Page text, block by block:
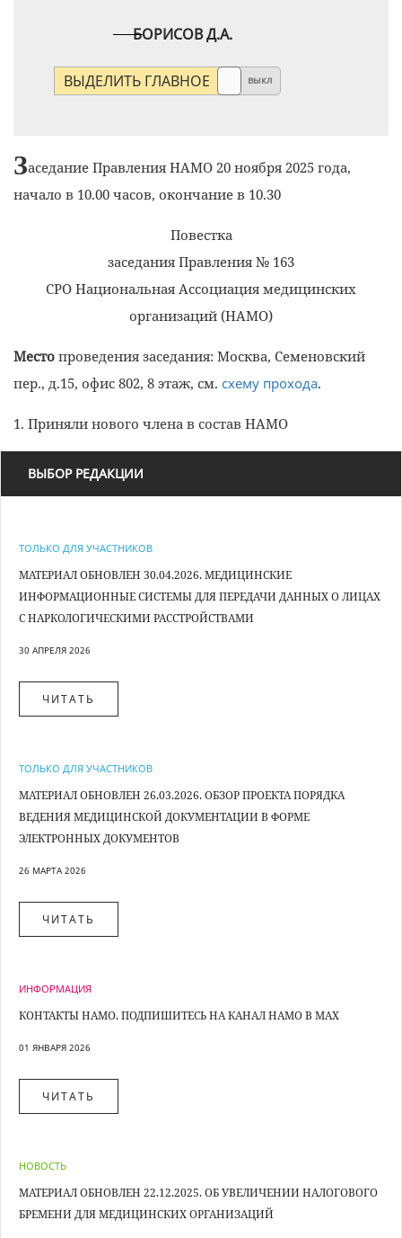
БОРИСОВ Д.А.
ВЫДЕЛИТЬ ГЛАВНОЕ выкл
Заседание Правления НАМО 20 ноября 2025 года,
начало в 10.00 часов, окончание в 10.30
Повестка
заседания Правления № 163
СРО Национальная Ассоциация медицинских
организаций (НАМО)
Место проведения заседания: Москва, Семеновский
пер., д.15, офис 802, 8 этаж, см. схему прохода.
1. Приняли нового члена в состав НАМО
ВЫБОР РЕДАКЦИИ
ТОЛЬКО ДЛЯ УЧАСТНИКОВ
МАТЕРИАЛ ОБНОВЛЕН 30.04.2026. МЕДИЦИНСКИЕ
ИНФОРМАЦИОННЫЕ СИСТЕМЫ ДЛЯ ПЕРЕДАЧИ ДАННЫХ О ЛИЦАХ
С НАРКОЛОГИЧЕСКИМИ РАССТРОЙСТВАМИ
30 АПРЕЛЯ 2026
ЧИТАТЬ
ТОЛЬКО ДЛЯ УЧАСТНИКОВ
МАТЕРИАЛ ОБНОВЛЕН 26.03.2026. ОБЗОР ПРОЕКТА ПОРЯДКА
ВЕДЕНИЯ МЕДИЦИНСКОЙ ДОКУМЕНТАЦИИ В ФОРМЕ
ЭЛЕКТРОННЫХ ДОКУМЕНТОВ
26 МАРТА 2026
ЧИТАТЬ
ИНФОРМАЦИЯ
КОНТАКТЫ НАМО. ПОДПИШИТЕСЬ НА КАНАЛ НАМО В MAX
01 ЯНВАРЯ 2026
ЧИТАТЬ
НОВОСТЬ
МАТЕРИАЛ ОБНОВЛЕН 22.12.2025. ОБ УВЕЛИЧЕНИИ НАЛОГОВОГО
БРЕМЕНИ ДЛЯ МЕДИЦИНСКИХ ОРГАНИЗАЦИЙ